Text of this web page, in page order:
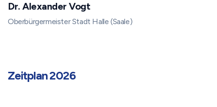
Dr. Alexander Vogt
Oberbürgermeister Stadt Halle (Saale)
Zeitplan 2026